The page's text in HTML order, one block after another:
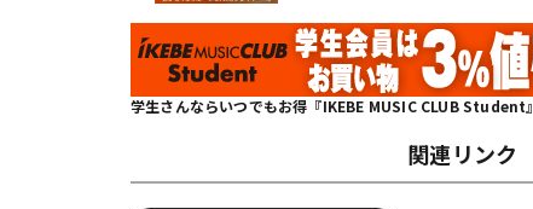
学生さんならいつでもお得『IKEBE MUSIC CLUB Student』
関連リンク